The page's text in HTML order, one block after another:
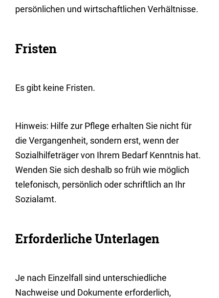
persönlichen und wirtschaftlichen Verhältnisse.
Fristen
Es gibt keine Fristen.
Hinweis: Hilfe zur Pflege erhalten Sie nicht für
die Vergangenheit, sondern erst, wenn der
Sozialhilfeträger von Ihrem Bedarf Kenntnis hat.
Wenden Sie sich deshalb so früh wie möglich
telefonisch, persönlich oder schriftlich an Ihr
Sozialamt.
Erforderliche Unterlagen
Je nach Einzelfall sind unterschiedliche
Nachweise und Dokumente erforderlich,